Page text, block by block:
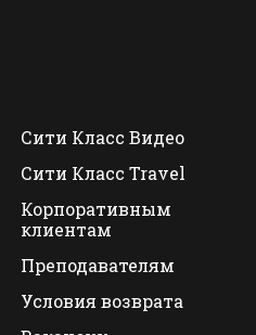
Сити Класс Видео
Сити Класс Travel
Корпоративным
клиентам
Преподавателям
Условия возврата